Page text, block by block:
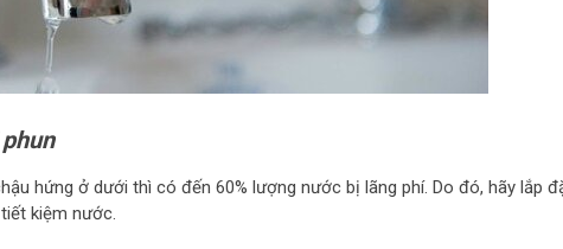
hứng ở dưới thì có đến 60% lượng nước bị lãng phí. Do đó, hãy lắp
kiệm nước.